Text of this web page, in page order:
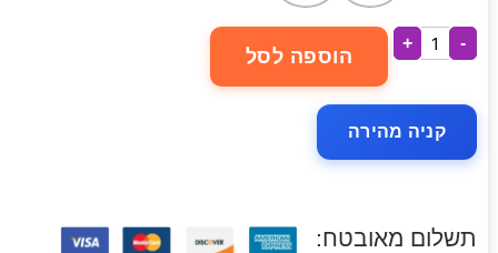
-
+
הוספה לסל
קניה מהירה
תשלום מאובטח: